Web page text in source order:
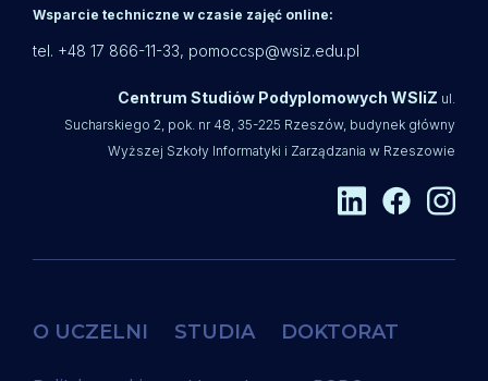
Wsparcie techniczne w czasie zajęć online:
tel. +48 17 866-11-33, pomoccsp@wsiz.edu.pl
Centrum Studiów Podyplomowych WSIiZ ul.
Sucharskiego 2, pok. nr 48, 35-225 Rzeszów, budynek główny
Wyższej Szkoły Informatyki i Zarządzania w Rzeszowie
O UCZELNI STUDIA DOKTORAT